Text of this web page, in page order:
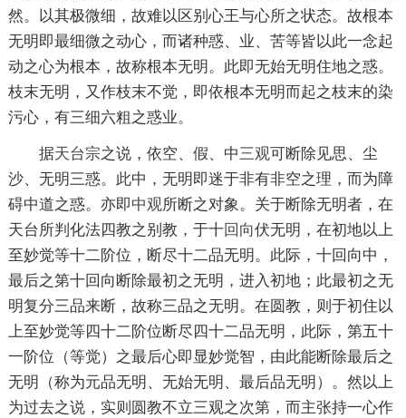
然。以其极微细，故难以区别心王与心所之状态。故根本
无明即最细微之动心，而诸种惑、业、苦等皆以此一念起
动之心为根本，故称根本无明。此即无始无明住地之惑。
枝末无明，又作枝末不觉，即依根本无明而起之枝末的染
污心，有三细六粗之惑业。
据天台宗之说，依空、假、中三观可断除见思、尘
沙、无明三惑。此中，无明即迷于非有非空之理，而为障
碍中道之惑。亦即中观所断之对象。关于断除无明者，在
天台所判化法四教之别教，于十回向伏无明，在初地以上
至妙觉等十二阶位，断尽十二品无明。此际，十回向中，
最后之第十回向断除最初之无明，进入初地；此最初之无
明复分三品来断，故称三品之无明。在圆教，则于初住以
上至妙觉等四十二阶位断尽四十二品无明，此际，第五十
一阶位（等觉）之最后心即显妙觉智，由此能断除最后之
无明（称为元品无明、无始无明、最后品无明）。然以上
为过去之说，实则圆教不立三观之次第，而主张持一心作